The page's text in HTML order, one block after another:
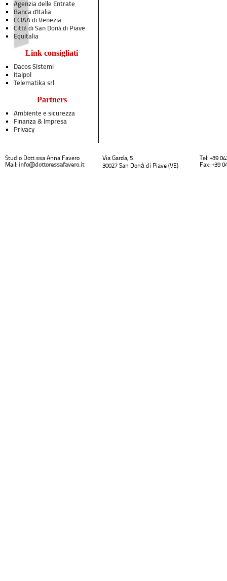
Agenzia delle Entrate
Banca d'Italia
CCIAA di Venezia
Città di San Donà di Piave
Equitalia
Link consigliati
Dacos Sistemi
Italpol
Telematika srl
Partners
Ambiente e sicurezza
Finanza & Impresa
Privacy
Studio Dott.ssa Anna Favero
Mail: info@dottoressafavero.it
Via Garda, 5
30027 San Donà di Piave (VE)
Tel: +39
Fax: +39